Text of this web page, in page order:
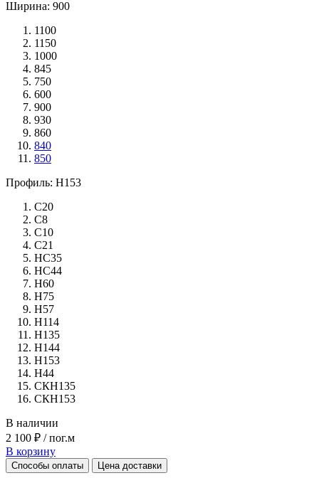
Ширина: 900
1100
1150
1000
845
750
600
900
930
860
840
850
Профиль: Н153
С20
С8
С10
С21
НС35
НС44
Н60
Н75
Н57
Н114
Н135
Н144
Н153
Н44
СКН135
СКН153
В наличии
2 100 ₽ / пог.м
В корзину
Способы оплаты Цена доставки